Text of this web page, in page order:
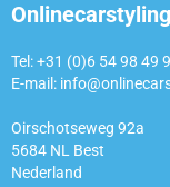
Tel: +31 (0)6 54 98 49
E-mail:
Oirschotseweg 92a
5684 NL Best
Nederland